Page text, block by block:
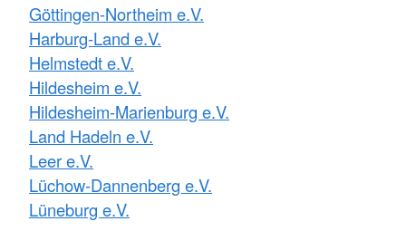
Göttingen-Northeim e.V.
Harburg-Land e.V.
Helmstedt e.V.
Hildesheim e.V.
Hildesheim-Marienburg e.V.
Land Hadeln e.V.
Leer e.V.
Lüchow-Dannenberg e.V.
Lüneburg e.V.